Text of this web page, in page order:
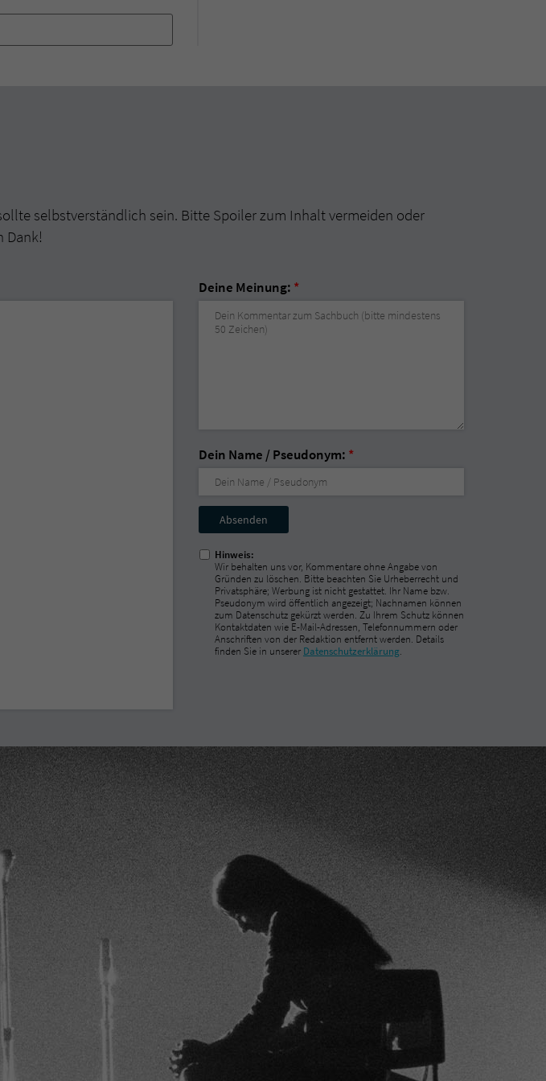
selbstverständlich sein. Bitte Spoiler zum Inhalt vermeiden oder
Dank!
Deine Meinung: *
Dein Name / Pseudonym: *
Nicht
ausfüllen!
Hinweis:
Wir behalten uns vor, Kommentare ohne Angabe von
Gründen zu löschen. Bitte beachten Sie Urheberrecht und
Privatsphäre; Werbung ist nicht gestattet. Ihr Name bzw.
Pseudonym wird öffentlich angezeigt; Nachnamen können
zum Datenschutz gekürzt werden. Zu Ihrem Schutz können
Kontaktdaten wie E-Mail-Adressen, Telefonnummern oder
Anschriften von der Redaktion entfernt werden. Details
finden Sie in unserer Datenschutzerklärung.